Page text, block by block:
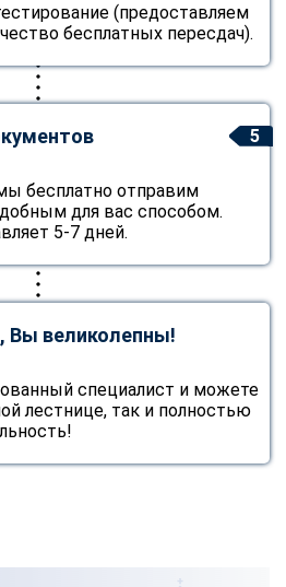
(предоставляем
бесплатных пересдач).
5
бесплатно отправим
для вас способом.
5-7 дней.
Вы великолепны!
специалист и можете
лестнице, так и полностью